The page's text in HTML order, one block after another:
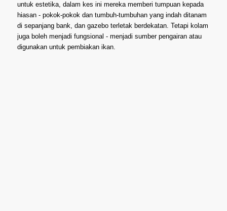
untuk estetika, dalam kes ini mereka memberi tumpuan kepada
hiasan - pokok-pokok dan tumbuh-tumbuhan yang indah ditanam
di sepanjang bank, dan gazebo terletak berdekatan. Tetapi kolam
juga boleh menjadi fungsional - menjadi sumber pengairan atau
digunakan untuk pembiakan ikan.